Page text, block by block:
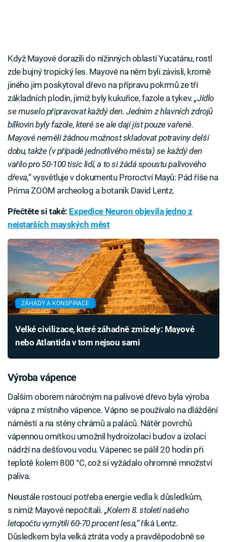
Když Mayové dorazili do nížinných oblastí Yucatánu, rostl
zde bujný tropický les. Mayové na něm byli závislí, kromě
jiného jim poskytoval dřevo na přípravu pokrmů ze tří
základních plodin, jimiž byly kukuřice, fazole a tykev.„Jídlo
se muselo připravovat každý den. Jedním z hlavních zdrojů
bílkovin byly fazole, které se ale dají jíst pouze vařené.
Mayové neměli žádnou možnost skladovat potraviny delší
dobu, takže (v případě jednotlivého města) se každý den
vařilo pro 50-100 tisíc lidí, a to si žádá spoustu palivového
dřeva,“vysvětluje v dokumentu Proroctví Mayů: Pád říše na
Prima ZOOM archeolog a botanik David Lentz.
Přečtěte si také: Expedice Neuron objevila jedno z
nejstarších mayských měst
ZÁHADY A KONSPIRACE
Velké civilizace, které záhadně zmizely: Mayové
nebo Atlantida v tom nejsou sami
Výroba vápence
Dalším oborem náročným na palivové dřevo byla výroba
vápna z místního vápence. Vápno se používalo na dláždění
náměstí a na stěny chrámů a paláců. Nátěr povrchů
vápennou omítkou umožnil hydroizolaci budov a izolaci
nádrží na dešťovou vodu. Vápenec se pálil 20 hodin při
teplotě kolem 800 °C, což si vyžádalo ohromné množství
paliva.
Neustále rostoucí potřeba energie vedla k důsledkům,
s nimiž Mayové nepočítali. „Kolem 8. století našeho
letopočtu vymýtili 60-70 procent lesa,“říká Lentz.
Důsledkem byla velká ztráta vody a pravděpodobně se